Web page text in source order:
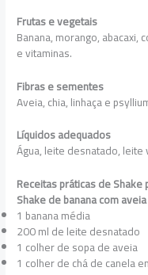
Frutas e vegetais
Banana, morango,
e vitaminas.
Fibras e sementes
Aveia, chia, linhaça e
Líquidos adequados
Água, leite desnatado, leite
Receitas práticas de Shake
Shake de banana com aveia
1 banana média
200 ml de leite desnatado
1 colher de sopa de aveia
1 colher de chá de canela